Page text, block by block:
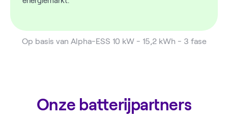
Op basis van Alpha-ESS 10 kW - 15,2 kWh - 3 fase
Onze batterijpartners